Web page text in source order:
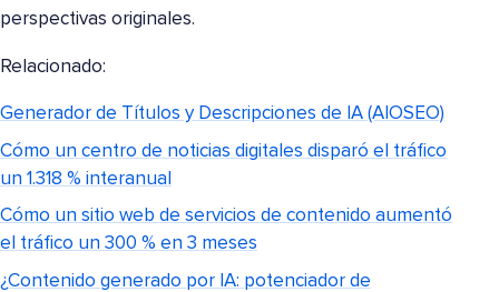
perspectivas originales.
Relacionado:
Generador de Títulos y Descripciones de IA (AIOSEO)
Cómo un centro de noticias digitales disparó el tráfico
un 1.318 % interanual
Cómo un sitio web de servicios de contenido aumentó
el tráfico un 300 % en 3 meses
¿Contenido generado por IA: potenciador de